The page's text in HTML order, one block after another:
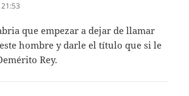
que empezar a dejar de llamar
hombre y darle el título que si le
Rey.